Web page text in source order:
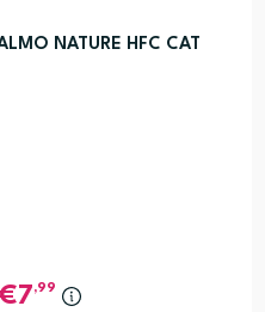
NATURE HFC CAT
7,99